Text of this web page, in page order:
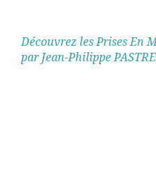
Découvrez les Prises En
par Jean-Philippe PASTRE